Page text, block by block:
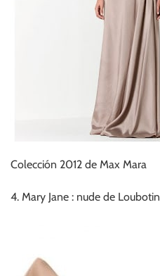
Colección 2012 de Max Mara
4. Mary Jane : nude de Loubotin